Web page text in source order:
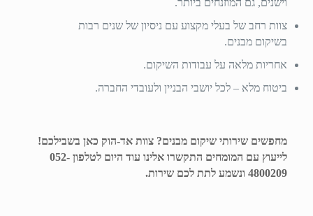
צוות רחב של בעלי מקצוע עם ניסיון של שנים רבות
בשיקום מבנים.
אחריות מלאה על עבודות השיקום.
ביטוח מלא – לכל יושבי הבניין ולעובדי החברה.
מחפשים שירותי שיקום מבנים? צוות אד-הוק כאן בשבילכם!
לייעוץ עם המומחים התקשרו אלינו עוד היום לטלפון 052-
4800209ונשמע לתת לכם שירות.